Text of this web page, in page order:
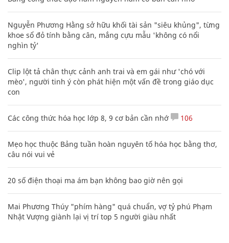
Nguyễn Phương Hằng sở hữu khối tài sản "siêu khủng", từng
khoe sổ đỏ tính bằng cân, mắng cựu mẫu 'không có nổi
nghìn tỷ'
Clip lột tả chân thực cảnh anh trai và em gái như 'chó với
mèo', người tinh ý còn phát hiện một vấn đề trong giáo dục
con
Các công thức hóa học lớp 8, 9 cơ bản cần nhớ 106
Mẹo học thuộc Bảng tuần hoàn nguyên tố hóa học bằng thơ,
câu nói vui vẻ
20 số điện thoại ma ám bạn không bao giờ nên gọi
Mai Phương Thúy "phím hàng" quá chuẩn, vợ tỷ phú Phạm
Nhật Vượng giành lại vị trí top 5 người giàu nhất